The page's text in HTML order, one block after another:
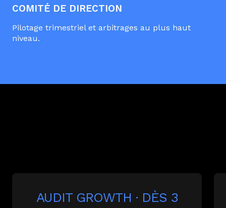
COMITÉ DE DIRECTION
Pilotage trimestriel et arbitrages au plus haut
niveau.
AUDIT GROWTH · DÈS 3